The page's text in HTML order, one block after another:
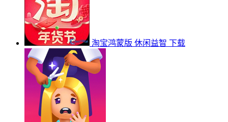
淘宝鸿蒙版 休闲益智 下载